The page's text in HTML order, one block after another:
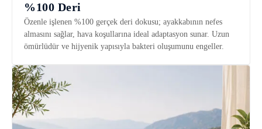
%100 Deri
Özenle işlenen %100 gerçek deri dokusu; ayakkabının nefes
almasını sağlar, hava koşullarına ideal adaptasyon sunar. Uzun
ömürlüdür ve hijyenik yapısıyla bakteri oluşumunu engeller.